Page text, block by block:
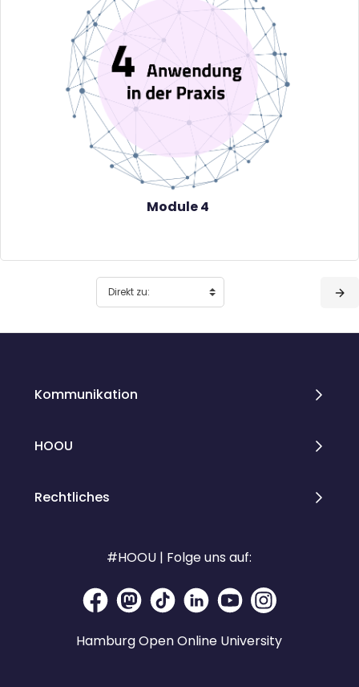
Module 4
Kommunikation
HOOU
Rechtliches
#HOOU | Folge uns auf:
Hamburg Open Online University